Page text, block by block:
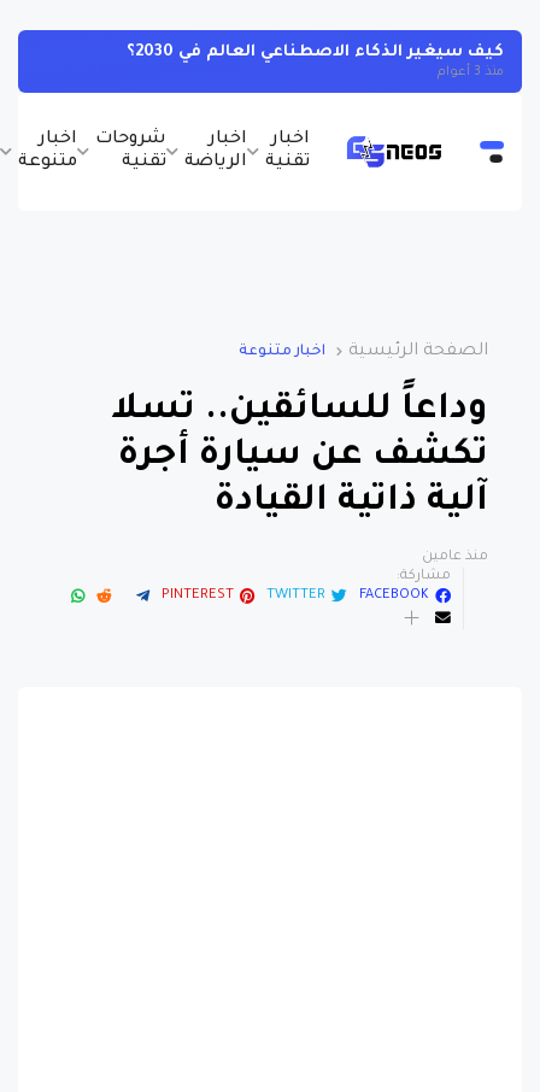
اخبار
تقنية
اخبار
الرياضة
شروحات
تقنية
اخبار
متنوعة
كيف سيغير الذكاء الاصطناعي العالم في 2030؟
منذ 3 أعوام
الصفحة الرئيسية اخبار متنوعة
وداعاً للسائقين.. تسلا
تكشف عن سيارة أجرة
آلية ذاتية القيادة
منذ عامين
مشاركة:
FACEBOOK
TWITTER
PINTEREST